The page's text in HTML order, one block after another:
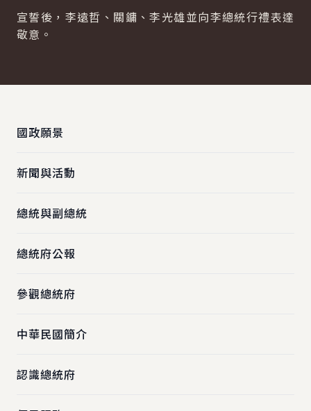
宣誓後，李遠哲、關鏞、李光雄並向李總統行禮表達
敬意。
國政願景
新聞與活動
總統與副總統
總統府公報
參觀總統府
中華民國簡介
認識總統府